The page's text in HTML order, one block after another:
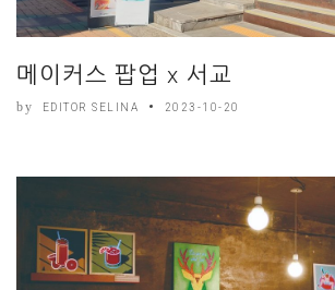
메이커스 팝업 x 서교
by EDITOR SELINA 2023-10-20